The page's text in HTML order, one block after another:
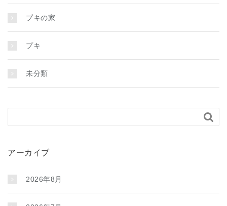
プキの家
プキ
未分類

アーカイブ
2026年8月